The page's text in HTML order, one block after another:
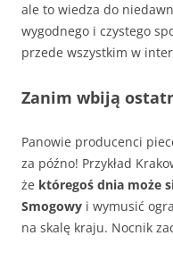
ale to wiedza do
wygodnego i czystego
przede wszystkim w
Zanim wbiją
Panowie producenci
za późno! Przykład
że któregoś dnia może
Smogowy i wymusić
na skalę kraju. Nocnik